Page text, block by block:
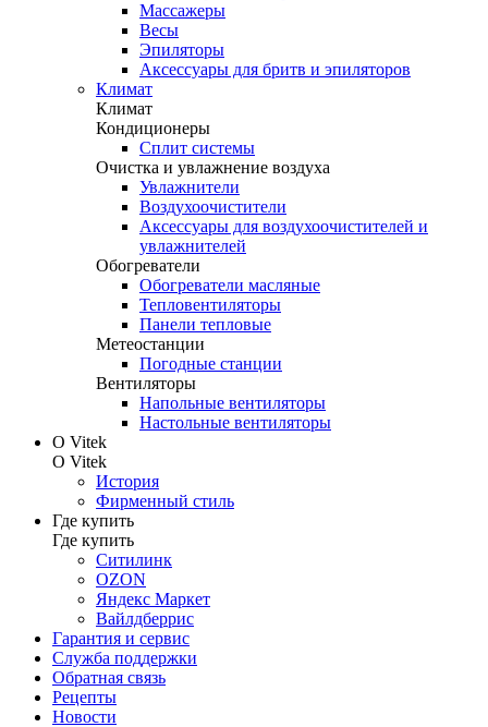
Массажеры
Весы
Эпиляторы
Аксессуары для бритв и эпиляторов
Климат
Климат
Кондиционеры
Сплит системы
Очистка и увлажнение воздуха
Увлажнители
Воздухоочистители
Аксессуары для воздухоочистителей и
увлажнителей
Обогреватели
Обогреватели масляные
Тепловентиляторы
Панели тепловые
Метеостанции
Погодные станции
Вентиляторы
Напольные вентиляторы
Настольные вентиляторы
О Vitek
О Vitek
История
Фирменный стиль
Где купить
Где купить
Ситилинк
OZON
Яндекс Маркет
Вайлдберрис
Гарантия и сервис
Служба поддержки
Обратная связь
Рецепты
Новости